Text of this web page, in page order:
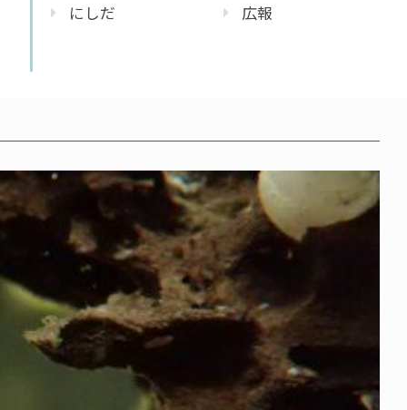
にしだ
広報